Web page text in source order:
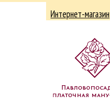
Интернет-магазин